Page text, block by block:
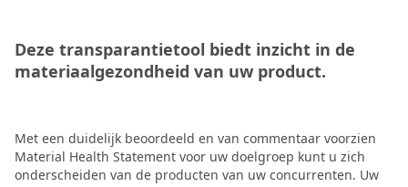
Deze transparantietool biedt inzicht in de
materiaalgezondheid van uw product.
Met een duidelijk beoordeeld en van commentaar voorzien
Material Health Statement voor uw doelgroep kunt u zich
onderscheiden van de producten van uw concurrenten. Uw